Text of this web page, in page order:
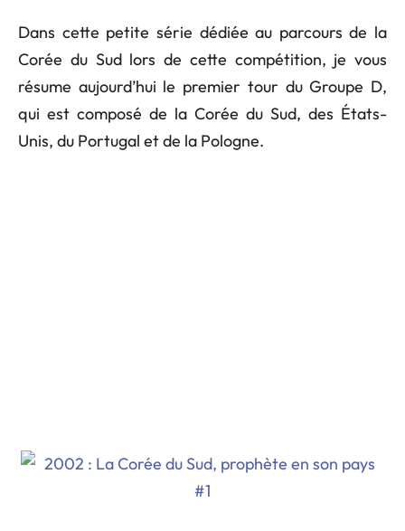
Dans cette petite série dédiée au parcours de la
Corée du Sud lors de cette compétition, je vous
résume aujourd’hui le premier tour du Groupe D,
qui est composé de la Corée du Sud, des États-
Unis, du Portugal et de la Pologne.